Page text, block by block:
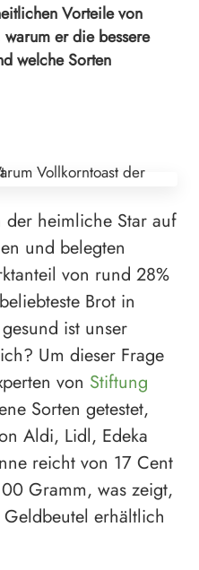
Vorteile von
er die bessere
welche Sorten
der heimliche Star auf
und belegten
von rund 28%
Brot in
ist unser
Um dieser Frage
von Stiftung
Sorten getestet,
Aldi, Lidl, Edeka
reicht von 17 Cent
Gramm, was zeigt,
erhältlich